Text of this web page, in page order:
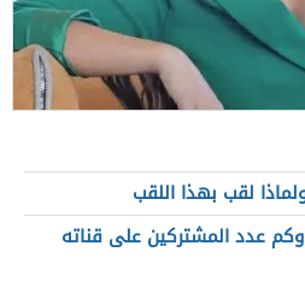
لقب بهذا اللقب
عدد المشتركين على قناته